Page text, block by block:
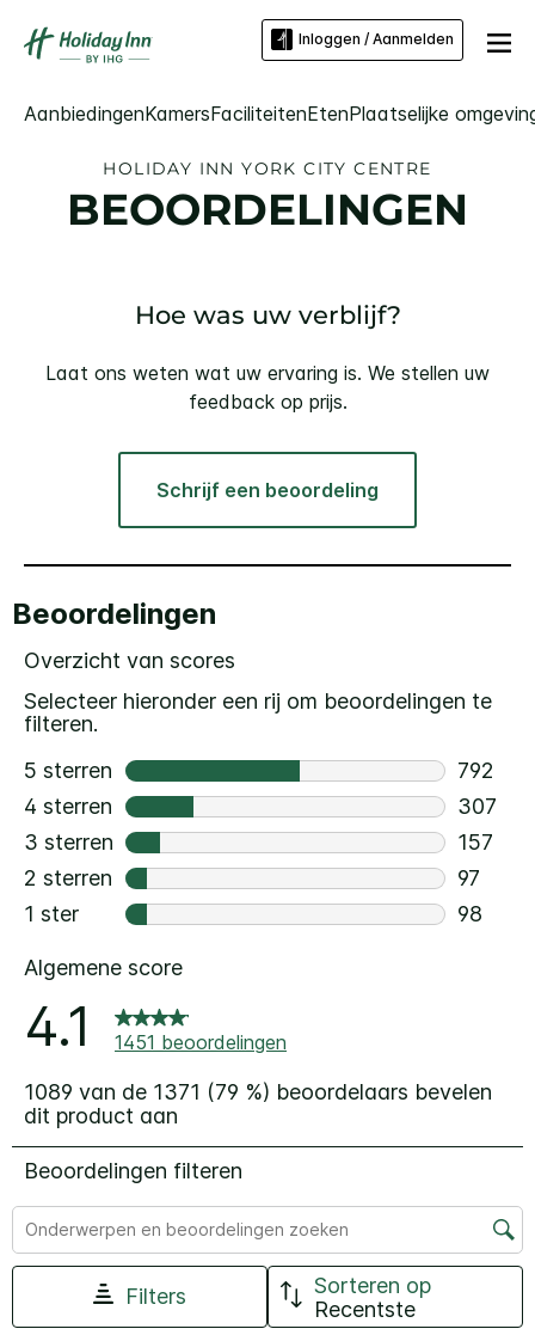
Inloggen / Aanmelden
AanbiedingenKamersFaciliteitenEtenPlaatselijke
HOLIDAY INN YORK CITY CENTRE
BEOORDELINGEN
Hoe was uw verblijf?
Laat ons weten wat uw ervaring is. We stellen uw
feedback op prijs.
Schrijf een beoordeling